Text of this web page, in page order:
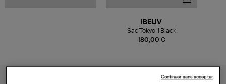
180,00 €
IBELIV
Sac Tokyo Ii Black
Continuer sans accepter